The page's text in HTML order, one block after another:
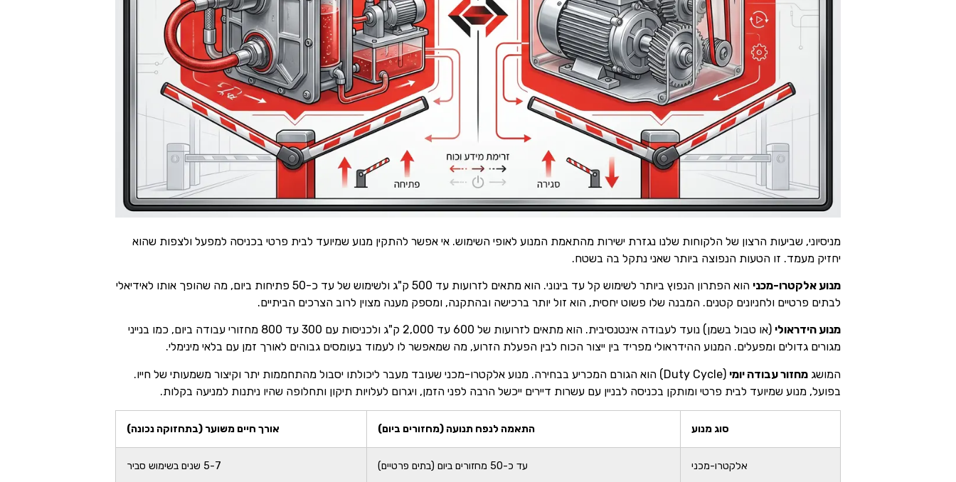
מניסיוני, שביעות הרצון של הלקוחות שלנו נגזרת ישירות מהתאמת המנוע לאופי השימוש. אי אפשר להתקין מנוע שמיועד לבית פרטי בכניסה למפעל ולצפות שהוא
יחזיק מעמד. זו הטעות הנפוצה ביותר שאני נתקל בה בשטח.
מנוע אלקטרו-מכני
הוא הפתרון הנפוץ ביותר לשימוש קל עד בינוני. הוא מתאים לזרועות עד 500 ק"ג ולשימוש של עד כ-50 פתיחות ביום, מה שהופך אותו לאידיאלי
לבתים פרטיים ולחניונים קטנים. המבנה שלו פשוט יחסית, הוא זול יותר ברכישה ובהתקנה, ומספק מענה מצוין לרוב הצרכים הביתיים.
מנוע הידראולי
(או טבול בשמן) נועד לעבודה אינטנסיבית. הוא מתאים לזרועות של 600 עד 2,000 ק"ג ולכניסות עם 300 עד 800 מחזורי עבודה ביום, כמו בנייני
מגורים גדולים ומפעלים. המנוע ההידראולי מפריד בין ייצור הכוח לבין הפעלת הזרוע, מה שמאפשר לו לעמוד בעומסים גבוהים לאורך זמן עם בלאי מינימלי.
המושג מחזור עבודה יומי
(Duty Cycle) הוא הגורם המכריע בבחירה. מנוע אלקטרו-מכני שעובד מעבר ליכולתו יסבול מהתחממות יתר וקיצור משמעותי של חייו.
בפועל, מנוע שמיועד לבית פרטי ומותקן בכניסה לבניין עם עשרות דיירים ייכשל הרבה לפני הזמן, ויגרום לעלויות תיקון ותחלופה שהיו ניתנות למניעה בקלות.
סוג מנוע התאמה לנפח תנועה (מחזורים ביום) אורך חיים משוער (בתחזוקה נכונה)
אלקטרו-מכני עד כ-50 מחזורים ביום (בתים פרטיים) 5-7 שנים בשימוש סביר